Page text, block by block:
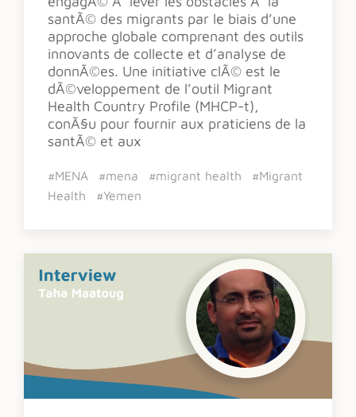
santÃ© des migrants par le biais d’une
approche globale comprenant des outils
innovants de collecte et d’analyse de
donnÃ©es. Une initiative clÃ© est le
dÃ©veloppement de l’outil Migrant
Health Country Profile (MHCP-t),
conÃ§u pour fournir aux praticiens de la
santÃ© et aux
#MENA #mena #migrant health
#Migrant
Health
#Yemen